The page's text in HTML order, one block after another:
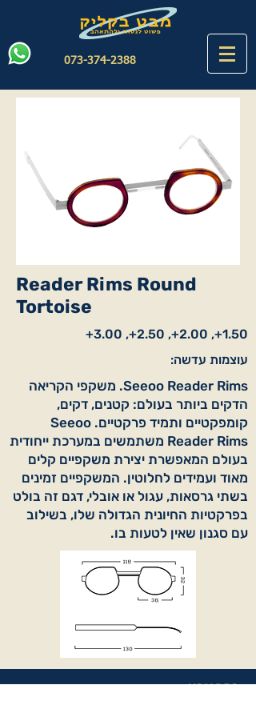
073-374-2388
Reader Rims Round
Tortoise
1.50+, 2.00+, 2.50+, 3.00+
עוצמות עדשה:
Seeoo Reader Rims. משקפי הקריאה
הדקים ביותר בעולם: קטנים, דקים,
קומפקטיים ותמיד פרקטיים. Seeoo
Reader Rims משתמשים במערכת ייחודית
בעולם המאפשרת יצירת משקפיים קלים
מאוד ועמידים לחלוטין. המשקפיים זמינים
בשתי גרסאות, עגול או אובלי, דגם זה בולט
בפרקטיות החיונית הגדולה שלו, בשילוב
עם סגנון שאין לטעות בו.
בחר צבע